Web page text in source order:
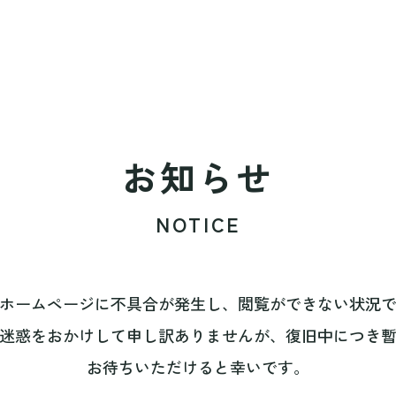
お知らせ
NOTICE
ームページに不具合が発生し、閲覧ができない状況で
惑をおかけして申し訳ありませんが、復旧中につき
お待ちいただけると幸いです。